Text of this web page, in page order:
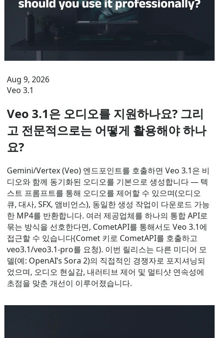
Aug 9, 2026
Veo 3.1
Veo 3.1은 오디오를 지원하나요? 그리
고 전문적으로는 어떻게 활용해야 하나
요?
Gemini/Vertex (Veo) 엔드포인트를 호출하면 Veo 3.1은 비
디오와 함께 동기화된 오디오를 기본으로 생성합니다 — 텍
스트 프롬프트를 통해 오디오를 제어할 수 있으며(오디오
큐, 대사, SFX, 앰비언스), 동일한 생성 작업이 다운로드 가능
한 MP4를 반환합니다. 여러 제공업체를 하나의 통합 API로
묶는 방식을 선호한다면, CometAPI를 통해서도 Veo 3.1에
접근할 수 있습니다(Comet 키로 CometAPI를 호출하고
veo3.1/veo3.1-pro를 요청). 이번 릴리스는 다른 미디어 모
델(예: OpenAI’s Sora 2)의 직접적인 경쟁자로 포지셔닝되
었으며, 오디오 현실감, 내러티브 제어 및 멀티샷 연속성에
초점을 맞춘 개선이 이루어졌습니다.